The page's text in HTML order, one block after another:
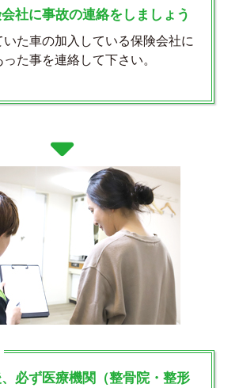
社に事故の連絡をしましょう
いた車の加入している保険会社に
た事を連絡して下さい。
必ず医療機関（整骨院・整形